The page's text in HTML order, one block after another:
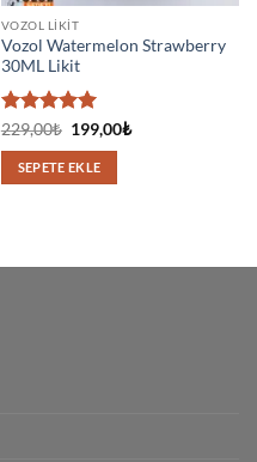
VOZOL LIKIT
Vozol Watermelon Strawberry
30ML Likit
5 üzerinden
5oy aldı
229,00₺ Orijinal
fiyat:
229,00₺.
199,00₺Şu
SEPETE EKLE